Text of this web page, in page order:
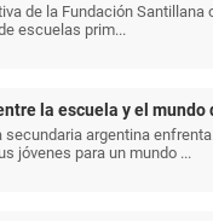
de la Fundación Santillana
escuelas prim...
la escuela y el mundo
secundaria argentina
jóvenes para un mundo ...